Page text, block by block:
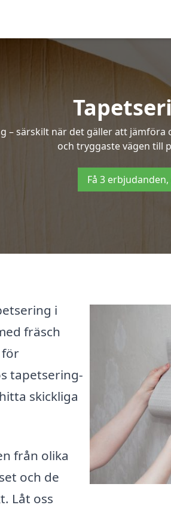
– särskilt när det gäller att
och tryggaste vägen till
Få 3
i
fräsch
för
tapetsering-
skickliga
från olika
och de
Låt oss